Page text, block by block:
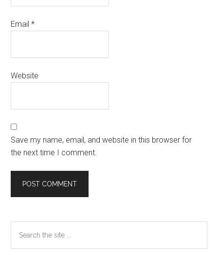
Email*
Website
Save my name, email, and website in this browser for
the next time I comment.
Primary
Sidebar
the